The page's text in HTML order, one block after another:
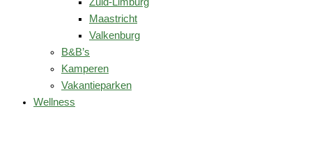
Maastricht
Valkenburg
B&B’s
Kamperen
Vakantieparken
Wellness